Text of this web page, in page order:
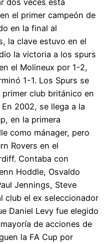
el primer campeón de
en la final al
la clave estuvo en el
la victoria a los spurs
el Molineux por 1-2,
1-1. Los Spurs se
club británico en
2002, se llega a la
en la primera
como mánager, pero
Rovers en el
Contaba con
Hoddle, Osvaldo
Jennings, Steve
club el ex seleccionador
Daniel Levy fue elegido
de acciones de
la FA Cup por